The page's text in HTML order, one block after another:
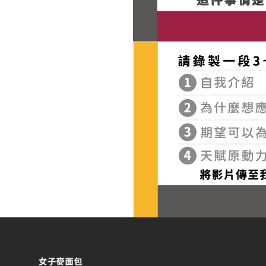
女子麥面包 — 網站概要、主導覽與聯絡方式